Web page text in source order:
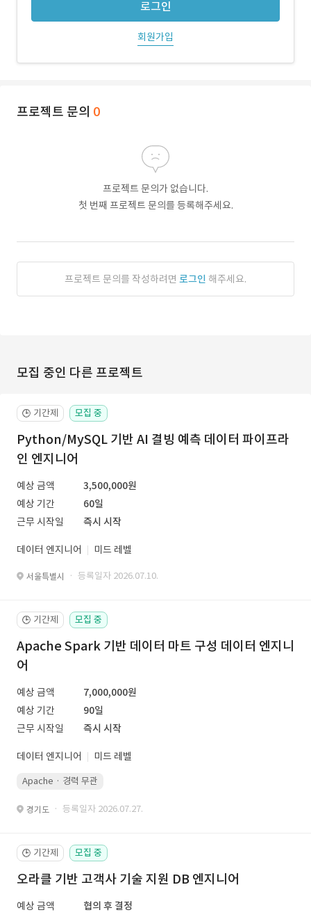
로그인
회원가입
프로젝트 문의 0
프로젝트 문의가 없습니다.
첫 번째 프로젝트 문의를 등록해주세요.
프로젝트 문의를 작성하려면 로그인 해주세요.
모집 중인 다른 프로젝트
🕒 기간제 모집 중
Python/MySQL 기반 AI 결빙 예측 데이터 파이프라
인 엔지니어
예상 금액
3,500,000원
예상 기간
60일
근무 시작일
즉시 시작
데이터 엔지니어 미드 레벨
서울특별시 · 등록일자 2026.07.10.
🕒 기간제 모집 중
Apache Spark 기반 데이터 마트 구성 데이터 엔지니
어
예상 금액
7,000,000원
예상 기간
90일
근무 시작일
즉시 시작
데이터 엔지니어 미드 레벨
Apache · 경력 무관
경기도 · 등록일자 2026.07.27.
🕒 기간제 모집 중
오라클 기반 고객사 기술 지원 DB 엔지니어
예상 금액
협의 후 결정